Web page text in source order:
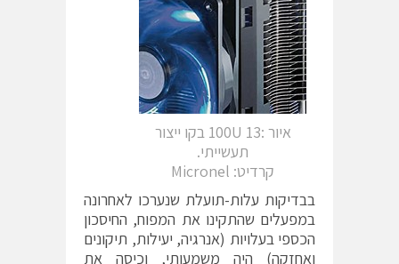
איור :13 100U בקו ייצור
תעשייתי.
קרדיט: Micronel
בבדיקות עלות-תועלת שנערכו לאחרונה
במפעלים שהתקינו את המפוח, החיסכון
הכספי בעלויות (אנרגיה, יעילות, תיקונים
ואחזקה) היה משמעותי, וכיסה את